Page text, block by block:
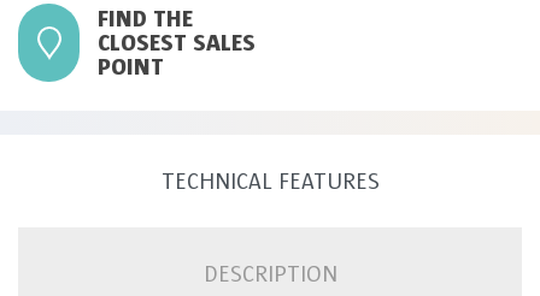
FIND THE
CLOSEST SALES
POINT
TECHNICAL FEATURES
DESCRIPTION